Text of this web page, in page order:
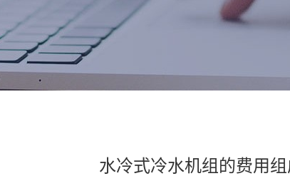
水冷式冷水机组的费用